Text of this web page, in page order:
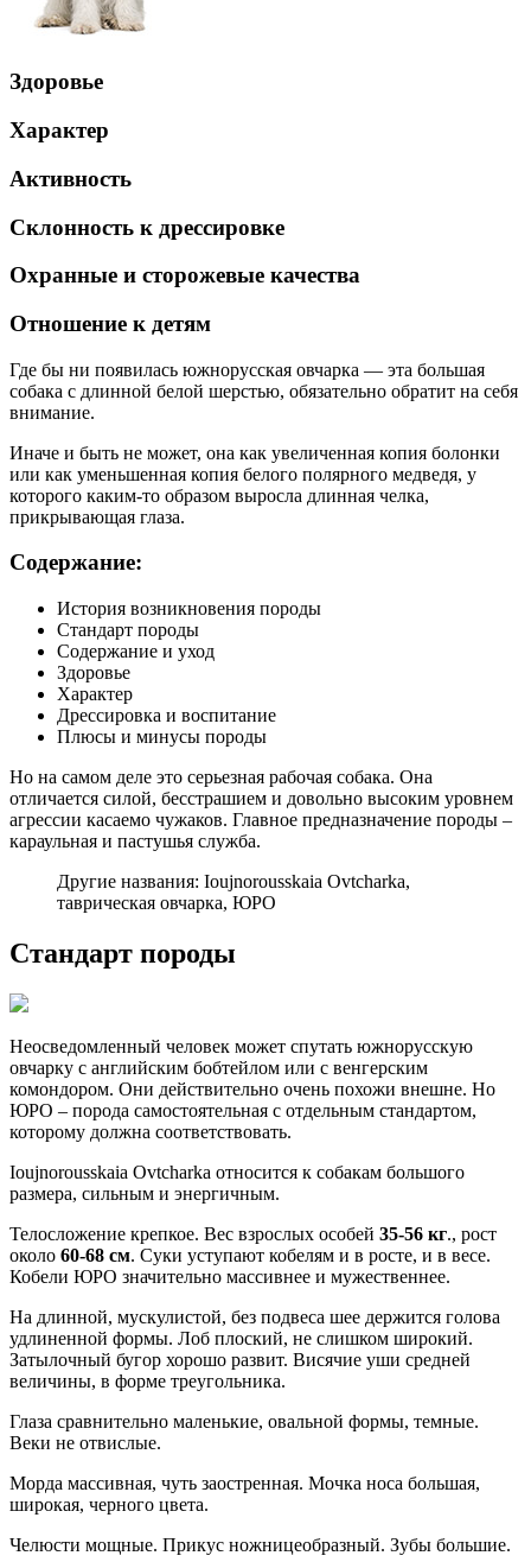
Здоровье
Характер
Активность
Склонность к дрессировке
Охранные и сторожевые качества
Отношение к детям
Где бы ни появилась южнорусская овчарка — эта большая
собака с длинной белой шерстью, обязательно обратит на себя
внимание.
Иначе и быть не может, она как увеличенная копия болонки
или как уменьшенная копия белого полярного медведя, у
которого каким-то образом выросла длинная челка,
прикрывающая глаза.
Содержание:
История возникновения породы
Стандарт породы
Содержание и уход
Здоровье
Характер
Дрессировка и воспитание
Плюсы и минусы породы
Но на самом деле это серьезная рабочая собака. Она
отличается силой, бесстрашием и довольно высоким уровнем
агрессии касаемо чужаков. Главное предназначение породы –
караульная и пастушья служба.
Другие названия: Ioujnorousskaia Ovtcharka,
таврическая овчарка, ЮРО
Стандарт породы
Неосведомленный человек может спутать южнорусскую
овчарку с английским бобтейлом или с венгерским
комондором. Они действительно очень похожи внешне. Но
ЮРО – порода самостоятельная с отдельным стандартом,
которому должна соответствовать.
Ioujnorousskaia Ovtcharka относится к собакам большого
размера, сильным и энергичным.
Телосложение крепкое. Вес взрослых особей 35-56 кг., рост
около 60-68 см. Суки уступают кобелям и в росте, и в весе.
Кобели ЮРО значительно массивнее и мужественнее.
На длинной, мускулистой, без подвеса шее держится голова
удлиненной формы. Лоб плоский, не слишком широкий.
Затылочный бугор хорошо развит. Висячие уши средней
величины, в форме треугольника.
Глаза сравнительно маленькие, овальной формы, темные.
Веки не отвислые.
Морда массивная, чуть заостренная. Мочка носа большая,
широкая, черного цвета.
Челюсти мощные. Прикус ножницеобразный. Зубы большие.